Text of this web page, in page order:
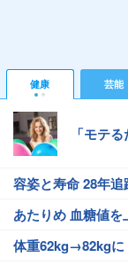
健康 芸能
「モテ
容姿と寿命 28年
あたりめ 血糖値を
体重62kg→82kgに